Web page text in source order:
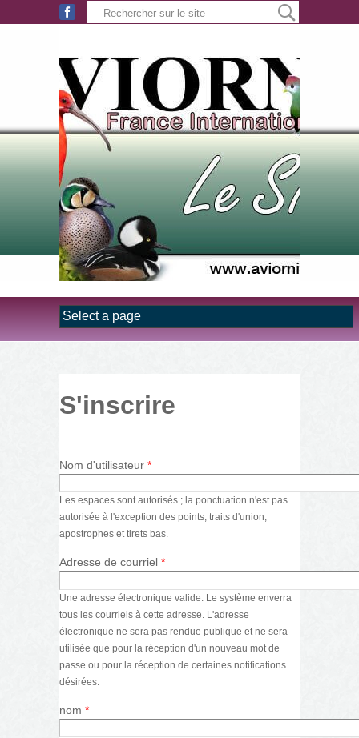
Aller au contenu principal
S'inscrire
Nom d'utilisateur *
Les espaces sont autorisés ; la ponctuation n'est pas
autorisée à l'exception des points, traits d'union,
apostrophes et tirets bas.
Adresse de courriel *
Une adresse électronique valide. Le système enverra
tous les courriels à cette adresse. L'adresse
électronique ne sera pas rendue publique et ne sera
utilisée que pour la réception d'un nouveau mot de
passe ou pour la réception de certaines notifications
désirées.
nom *